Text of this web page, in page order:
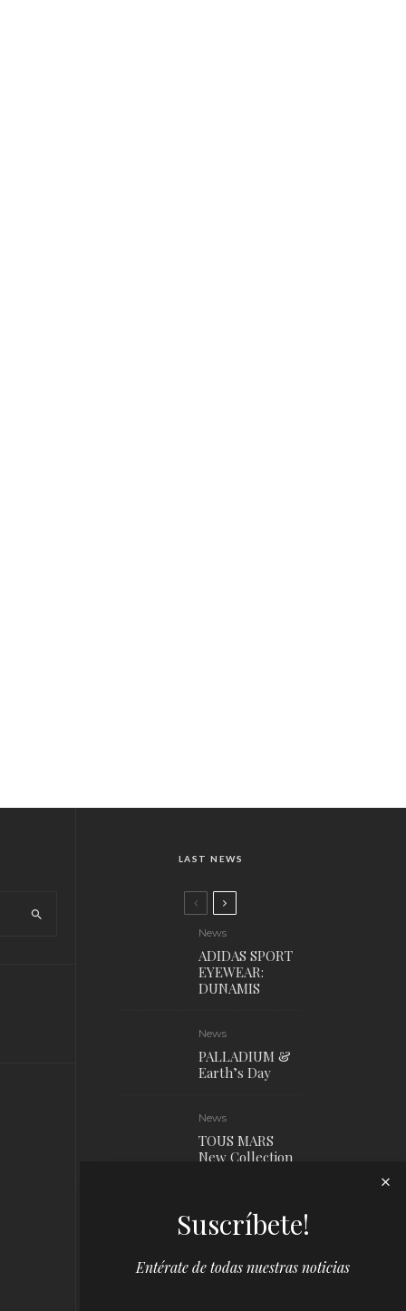
LAST NEWS
News
ADIDAS SPORT
EYEWEAR:
DUNAMIS
News
PALLADIUM &
Earth’s Day
News
TOUS MARS
New Collection
Louis Vuitton x
Campaign
Suscríbete!
Entérate de todas nuestras noticias